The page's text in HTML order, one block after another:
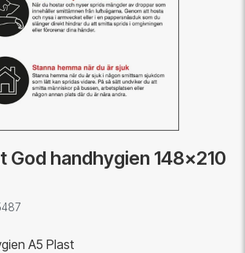
God handhygien 148x210
A5 Plast